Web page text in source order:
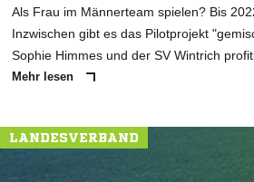
Als Frau im Männerteam spielen? Bis
Inzwischen gibt es das Pilotprojekt
Sophie Himmes und der SV Wintrich
Mehr lesen
LANDESVERBAND